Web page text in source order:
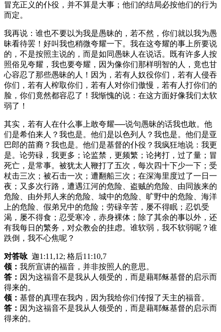
冒充正义的仆役，并不算是大事；他们的结局必按他们的行为
而定。
我再说：谁也不要以为我是愚昧的，若不然，你们就以我为愚
昧看待罢！好叫我也稍微夸耀一下。我在这夸耀的事上所要说
的，不是按照主说的，而是如同愚昧人在说话。既有许多人按
照俗见夸耀，我也要夸耀，因为像你们那样明智的人，竟也甘
心容忍了那些愚昧的人！因为，若有人奴役你们，若有人侵吞
你们，若有人榨取你们，若有人对你们傲慢，若有人打你们的
脸，你们竟然都容忍了！我惭愧的说：在这方面好像我们太软
弱了！
其实，若有人在什么事上敢夸耀──说句愚昧的话我也敢。他
们是希伯来人？我也是。他们是以色列人？我也是。他们是亚
巴郎的苗裔？我也是。他们是基督的仆役？我疯狂地说：我更
是。论劳碌，我更多；论监禁，更频繁；论拷打，过了量；冒
死亡，是常事。被犹太人鞭打了五次，每次四十下少一下；受
杖击三次；被石击一次；遭翻船三次；在深海里度过了一日一
夜；又多次行路，遭遇江河的危险、盗贼的危险、由同族来的
危险、由外邦人来的危险、城中的危险、旷野中的危险、海洋
上的危险、假弟兄中的危险；劳碌辛苦，屡不得眠；忍饥受
渴，屡不得食；忍受寒冷，赤身裸体；除了其余的事以外，还
有我每日的繁务，对众教会的挂虑。谁软弱，我不软弱呢？谁
跌倒，我不心焦呢？
对答咏 迦1:11,12; 格后11:10,7
领： 我所宣讲的福音，并非按照人的意思。
答： 因为这福音不是我从人领受的，而是藉耶稣基督的启示而
得来的。
领： 基督的真理在我内，因为我给你们传报了天主的福音。
答： 因为这福音不是我从人领受的，而是藉耶稣基督的启示而
得来的。